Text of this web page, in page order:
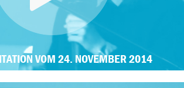
VOM 24. NOVEMBER 2014